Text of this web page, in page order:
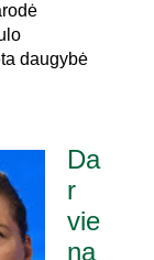
daugybė
Da
r
vie
na